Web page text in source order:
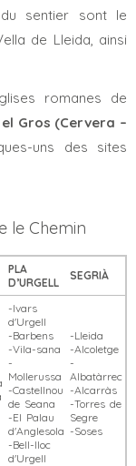
sentier sont le
de Lleida, ainsi
romanes de
Gros (Cervera –
uns des sites
le Chemin
PLA
D’URGELL
SEGRIÀ
-Ivars
d'Urgell
-Barbens
-Vila-sana
-
Mollerussa
-Castellnou
de Seana
-El Palau
d'Anglesola
-Bell-lloc
d'Urgell
-Lleida
-Alcoletge
-
Albatàrrec
-Alcarràs
-Torres de
Segre
-Soses